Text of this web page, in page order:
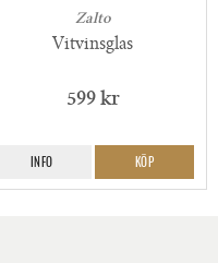
Zalto
Vitvinsglas
599 kr
INFO KÖP